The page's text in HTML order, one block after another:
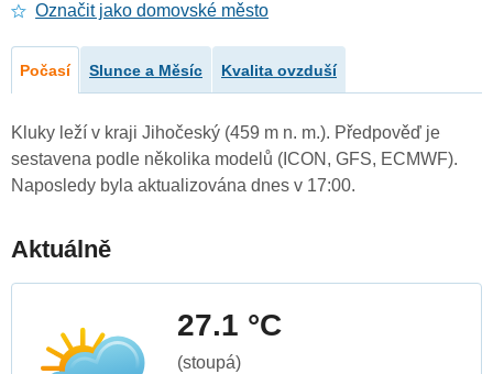
Označit jako domovské město
Počasí Slunce a Měsíc Kvalita ovzduší
Kluky leží v kraji Jihočeský (459 m n. m.). Předpověď je
sestavena podle několika modelů (ICON, GFS, ECMWF).
Naposledy byla aktualizována dnes v 17:00.
Aktuálně
27.1 °C
(stoupá)